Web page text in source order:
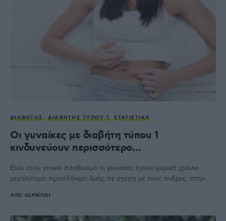
ΔΙΑΒΉΤΗΣ ΔΙΑΒΉΤΗΣ ΤΎΠΟΥ 1 ΣΤΑΤΙΣΤΙΚΆ
Οι γυναίκες με διαβήτη τύπου 1
κινδυνεύουν περισσότερο…
Ενώ στον γενικό πληθυσμό οι γυναίκες έχουν μερικά χρόνια
μεγαλύτερο προσδόκιμο ζωής σε σχέση με τους άνδρες, στην…
ΑΠΌ GLYKOULI